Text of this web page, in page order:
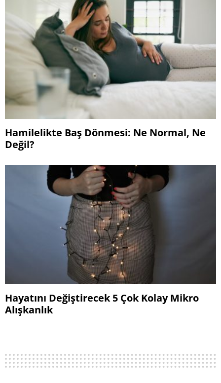
Hamilelikte Baş Dönmesi: Ne Normal, Ne
Değil?
Hayatını Değiştirecek 5 Çok Kolay Mikro
Alışkanlık